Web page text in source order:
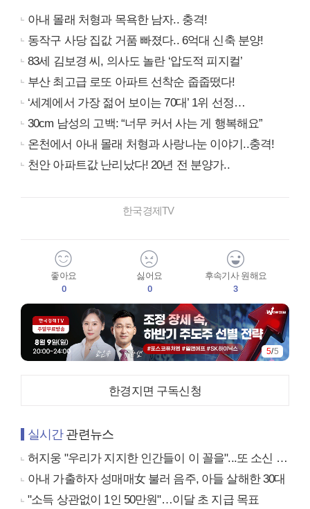
아내 몰래 처형과 목욕한 남자.. 충격!
동작구 사당 집값 거품 빠졌다.. 6억대 신축 분양!
83세 김보경 씨, 의사도 놀란 ‘압도적 피지컬’
부산 최고급 로또 아파트 선착순 줍줍떴다!
‘세계에서 가장 젊어 보이는 70대’ 1위 선정…
30cm 남성의 고백: “너무 커서 사는 게 행복해요”
온천에서 아내 몰래 처형과 사랑나눈 이야기..충격!
천안 아파트값 난리났다! 20년 전 분양가..
한국경제TV
좋아요
0
싫어요
0
후속기사 원해요
3
5/5
한경지면 구독신청
실시간관련뉴스
허지웅 "우리가 지지한 인간들이 이 꼴을"...또 소신 발언
아내 가출하자 성매매女 불러 음주, 아들 살해한 30대
"소득 상관없이 1인 50만원"…이달 초 지급 목표